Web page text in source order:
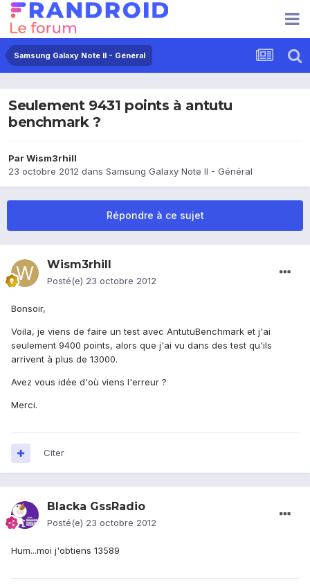
Samsung Galaxy Note II - Général
Seulement 9431 points à antutu
benchmark ?
ParWism3rhill
23 octobre 2012 dans Samsung Galaxy Note II - Général
Répondre à ce sujet
Wism3rhill
Posté(e) 23 octobre 2012
Bonsoir,
Voila, je viens de faire un test avec AntutuBenchmark et j'ai
seulement 9400 points, alors que j'ai vu dans des test qu'ils
arrivent à plus de 13000.
Avez vous idée d'où viens l'erreur ?
Merci.
Citer
Blacka GssRadio
Posté(e) 23 octobre 2012
Hum...moi j'obtiens 13589